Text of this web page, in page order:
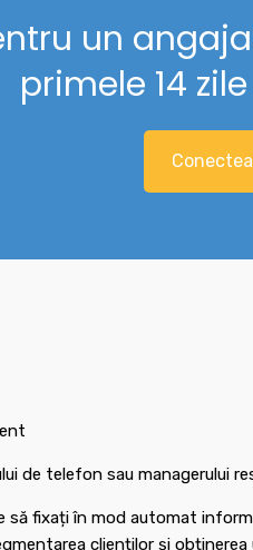
un
primele 14
de telefon sau managerului
să fixați în mod automat
clienților și